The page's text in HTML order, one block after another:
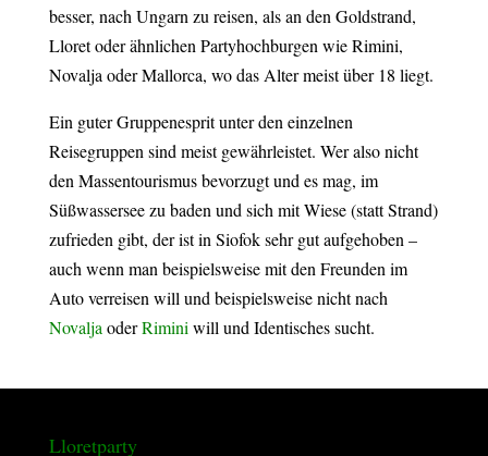
besser, nach Ungarn zu reisen, als an den Goldstrand,
Lloret oder ähnlichen Partyhochburgen wie Rimini,
Novalja oder Mallorca, wo das Alter meist über 18 liegt.
Ein guter Gruppenesprit unter den einzelnen
Reisegruppen sind meist gewährleistet. Wer also nicht
den Massentourismus bevorzugt und es mag, im
Süßwassersee zu baden und sich mit Wiese (statt Strand)
zufrieden gibt, der ist in Siofok sehr gut aufgehoben –
auch wenn man beispielsweise mit den Freunden im
Auto verreisen will und beispielsweise nicht nach
Novalja oderRimini will und Identisches sucht.
Lloretparty